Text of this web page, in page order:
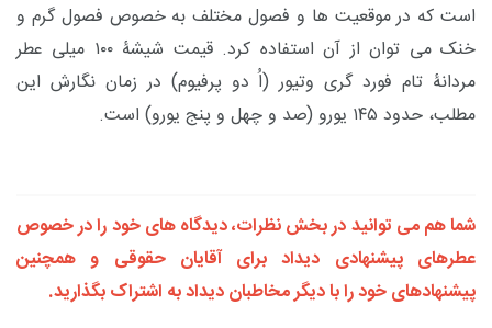
است که در موقعیت ها و فصول مختلف به خصوص فصول گرم و
خنک می توان از آن استفاده کرد. قیمت شیشۀ ۱۰۰ میلی عطر
مردانۀ تام فورد گری وتیور (اُ دو پرفیوم) در زمان نگارش این
مطلب، حدود ۱۴۵ یورو (صد و چهل و پنج یورو) است.
شما هم می توانید در بخش نظرات، دیدگاه های خود را در خصوص
عطرهای پیشنهادی دیداد برای آقایان حقوقی و همچنین
پیشنهادهای خود را با دیگر مخاطبان دیداد به اشتراک بگذارید.